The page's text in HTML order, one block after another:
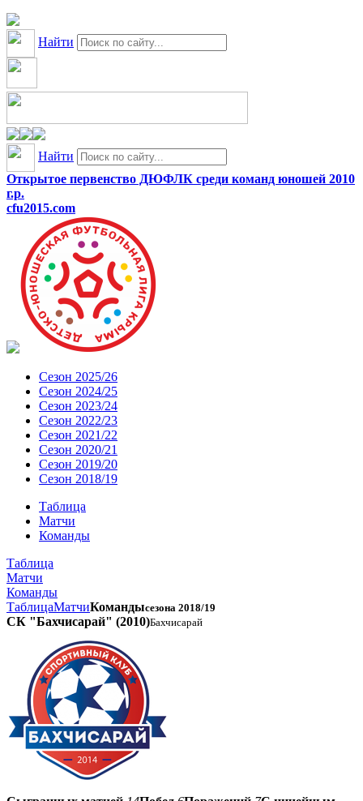
Найти
Найти
Открытое первенство ДЮФЛК среди команд юношей 2010
г.р.
cfu2015.com
Сезон 2025/26
Сезон 2024/25
Сезон 2023/24
Сезон 2022/23
Сезон 2021/22
Сезон 2020/21
Сезон 2019/20
Сезон 2018/19
Таблица
Матчи
Команды
Таблица
Матчи
Команды
ТаблицаМатчиКомандысезона 2018/19
СК "Бахчисарай" (2010)Бахчисарай